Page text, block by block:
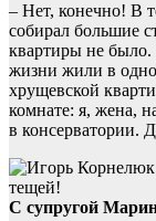
– Нет, конечно! В
собирал большие
квартиры не
жизни жили в
хрущевской
комнате: я, жена,
в консерватории.
С супругой